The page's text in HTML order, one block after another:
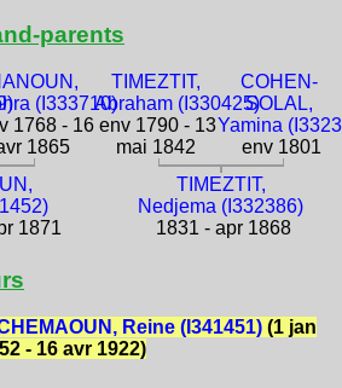
parents
(I333710)
1768 - 16
1865
TIMEZTIT,
Abraham (I330425)
env 1790 - 13
mai 1842
COHEN-
SOLAL,
Yamina
env 1801
1871
TIMEZTIT,
Nedjema (I332386)
1831 - apr 1868
Reine (I341451)(1 jan
- 16 avr 1922)